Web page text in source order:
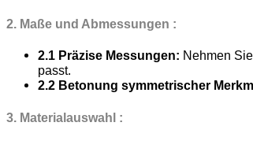
2. Maße und Abmessungen :
2.1 Präzise Messungen: Nehmen
passt.
2.2 Betonung symmetrischer
3. Materialauswahl :